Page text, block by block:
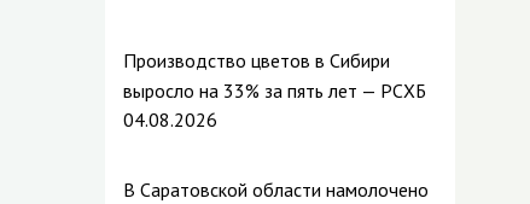
Производство цветов в Сибири
выросло на 33% за пять лет — РСХБ
04.08.2026
В Саратовской области намолочено